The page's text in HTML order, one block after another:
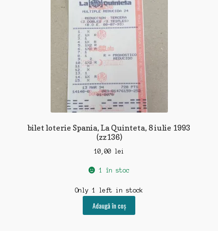
bilet loterie Spania, La Quinteta, 8 iulie 1993
(zz136)
10,00 lei
1 în stoc
Only 1 left in stock
Adaugă în coș